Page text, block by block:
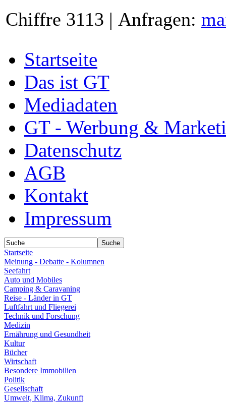
Chiffre 3113 | Anfragen:
Startseite
Das ist GT
Mediadaten
GT - Werbung &
Datenschutz
AGB
Kontakt
Impressum
Startseite
Meinung - Debatte - Kolumnen
Seefahrt
Auto und Mobiles
Camping & Caravaning
Reise - Länder in GT
Luftfahrt und Fliegerei
Technik und Forschung
Medizin
Ernährung und Gesundheit
Kultur
Bücher
Wirtschaft
Besondere Immobilien
Politik
Gesellschaft
Umwelt, Klima, Zukunft